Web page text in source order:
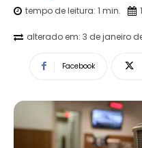
tempo de leitura: 1 min.
alterado em: 3 de janeiro
Facebook